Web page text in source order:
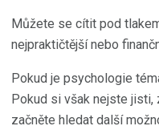
Můžete se cítit pod
nejpraktičtější nebo
Pokud je psychologie
Pokud si však nejste jisti,
začněte hledat další